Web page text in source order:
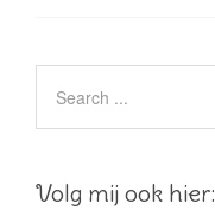
Volg mij ook hier: